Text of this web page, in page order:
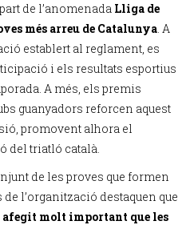
de l’anomenada Lliga de
més arreu de Catalunya. A
establert al reglament, es
i els resultats esportius
A més, els premis
guanyadors reforcen aquest
promovent alhora el
del triatló català.
de les proves que formen
l’organització destaquen que
afegit molt important que les